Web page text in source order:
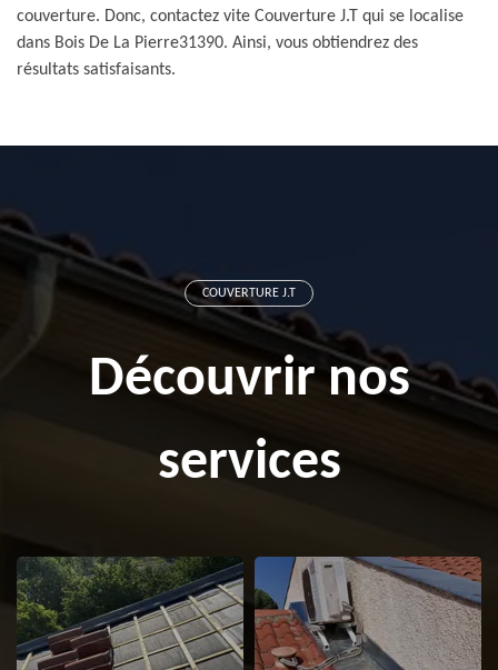
couverture. Donc, contactez vite Couverture J.T qui se localise
dans Bois De La Pierre31390. Ainsi, vous obtiendrez des
résultats satisfaisants.
COUVERTURE J.T
Découvrir nos
services